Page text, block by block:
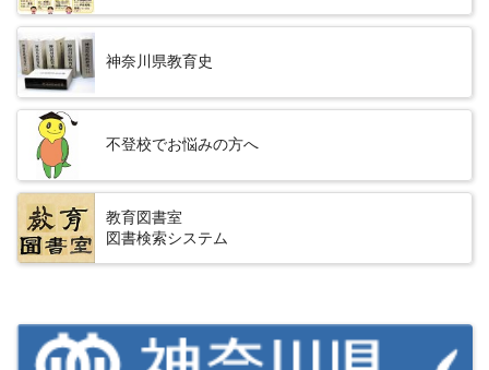
神奈川県教育史
不登校でお悩みの方へ
教育図書室
図書検索システム